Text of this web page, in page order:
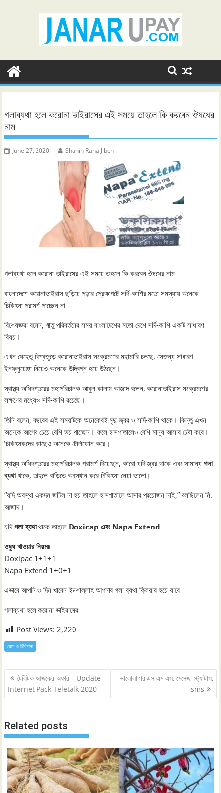
গলাব্যথা হলে করোনা ভাইরাসের এই সময়ে তাহলে কি করবেন ঔষধের
নাম
June 27, 2020 Shahin Rana Jibon
গলাব্যথা হলে করোনা ভাইরাসের এই সময়ে তাহলে কি করবেন ঔষধের নাম
বাংলাদেশে করোনাভাইরাস ছড়িয়ে পড়ার প্রেক্ষাপটে সর্দি-কাশির মতো সমস্যায় অনেকে
চিকিৎসা পরামর্শ পাচ্ছেন না
বিশেষজ্ঞরা বলেন, ঋতু পরিবর্তনের সময় বাংলাদেশের মতো দেশে সর্দি-কাশি একটি সাধারণ
বিষয়।
এখন যেহেতু বিশ্বজুড়ে করোনাভাইরাস সংক্রমণের মহামারি চলছে, সেজন্য সাধারণ
ইনফ্লুয়েঞ্জা নিয়েও অনেকে উদ্বিগ্ন হয়ে উঠছেন।
স্বাস্থ্য অধিদপ্তরের মহাপরিচালক আবুল কালাম আজাদ বলেন, করোনাভাইরাস সংক্রমণের
লক্ষণের মধ্যেও সর্দি-কাশি রয়েছে।
তিনি বলেন, বছরের এই সময়টিকে অনেকেরই মৃদু জ্বর ও সর্দি-কাশি থাকে। কিন্তু এখন
অনেকে আগের চেয়ে বেশি ভয় পাচ্ছেন। ফলে হাসপাতালেও বেশি মানুষ আসার চেষ্টা করে।
চিকিৎসকদের কাছেও অনেকে টেলিফোন করে।
স্বাস্থ্য অধিদপ্তরের মহাপরিচালক পরামর্শ দিয়েছেন, কারো যদি জ্বর থাকে এবং সামান্যগলা
ব্যথাথাকে, তাহলে বাড়িতে অবস্থান করে চিকিৎসা নেয়া ভালো।
“যদি অবস্থা একদম জটিল না হয় তাহলে হাসপাতালে আসার প্রয়োজন নাই,” বলছিলেন মি.
আজাদ।
যদিগলা ব্যথাথাকে তাহলে Doxicap এবং Napa Extend
ওষুধ খাওয়ার নিয়মঃ
Doxipac 1+1+1
Napa Extend 1+0+1
এভাবে আপনি ৩ দিন খাবেন ইনশাল্লাহ আপনার গলা ব্যথা ক্লিয়ার হয়ে যাবে
গলাব্যথা হলে করোনা ভাইরাসের
Post Views: 2,220
রোগ ও চিকিৎসা
Post
navigation
টেলিটক আজকের অফার – Update
Internet Pack Teletalk 2020
ভালোলাগার এস এম এস, মেসেজ, স্ট্যাটাস,
sms
Related posts